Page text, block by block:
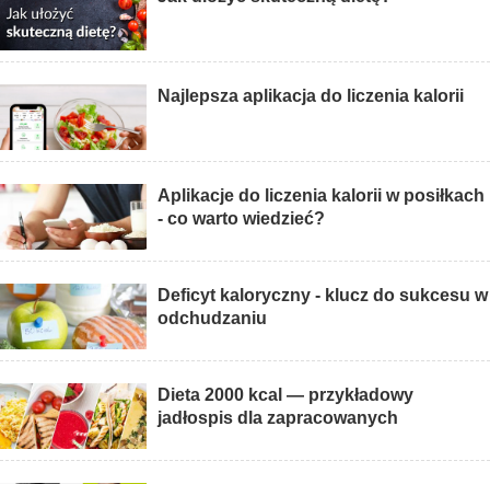
Najlepsza aplikacja do liczenia kalorii
Aplikacje do liczenia kalorii w posiłkach
- co warto wiedzieć?
Deficyt kaloryczny - klucz do sukcesu w
odchudzaniu
Dieta 2000 kcal — przykładowy
jadłospis dla zapracowanych